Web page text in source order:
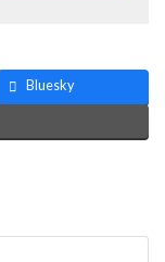
Bluesky